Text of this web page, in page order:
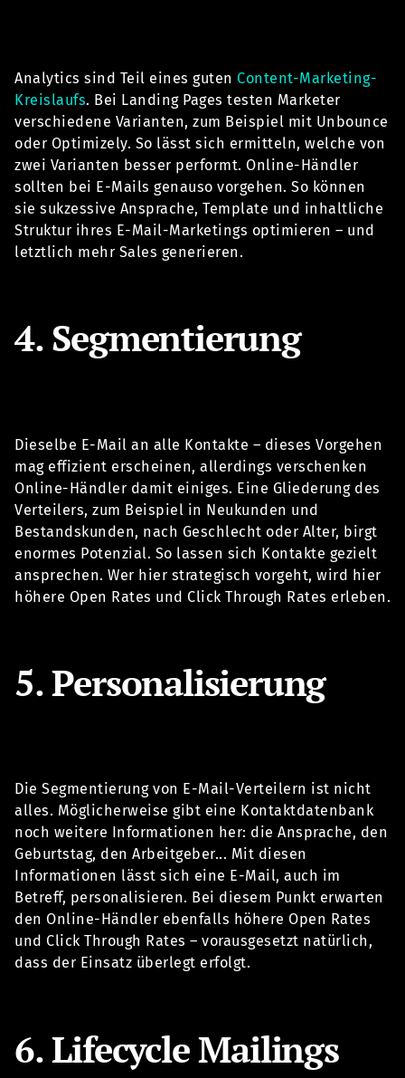
Analytics sind Teil eines guten Content-Marketing-
Kreislaufs. Bei Landing Pages testen Marketer
verschiedene Varianten, zum Beispiel mit Unbounce
oder Optimizely. So lässt sich ermitteln, welche von
zwei Varianten besser performt. Online-Händler
sollten bei E-Mails genauso vorgehen. So können
sie sukzessive Ansprache, Template und inhaltliche
Struktur ihres E-Mail-Marketings optimieren – und
letztlich mehr Sales generieren.
4. Segmentierung
Dieselbe E-Mail an alle Kontakte – dieses Vorgehen
mag effizient erscheinen, allerdings verschenken
Online-Händler damit einiges. Eine Gliederung des
Verteilers, zum Beispiel in Neukunden und
Bestandskunden, nach Geschlecht oder Alter, birgt
enormes Potenzial. So lassen sich Kontakte gezielt
ansprechen. Wer hier strategisch vorgeht, wird hier
höhere Open Rates und Click Through Rates erleben.
5. Personalisierung
Die Segmentierung von E-Mail-Verteilern ist nicht
alles. Möglicherweise gibt eine Kontaktdatenbank
noch weitere Informationen her: die Ansprache, den
Geburtstag, den Arbeitgeber... Mit diesen
Informationen lässt sich eine E-Mail, auch im
Betreff, personalisieren. Bei diesem Punkt erwarten
den Online-Händler ebenfalls höhere Open Rates
und Click Through Rates – vorausgesetzt natürlich,
dass der Einsatz überlegt erfolgt.
6. Lifecycle Mailings